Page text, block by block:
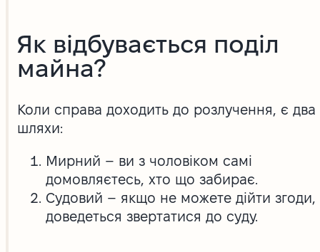
Як відбувається поділ
майна?
Коли справа доходить до розлучення, є два
шляхи:
Мирний – ви з чоловіком самі
домовляєтесь, хто що забирає.
Судовий – якщо не можете дійти згоди,
доведеться звертатися до суду.